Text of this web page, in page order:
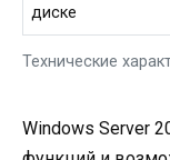
Технические
диске
Windows Server